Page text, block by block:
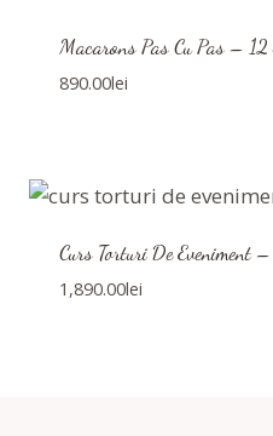
Macarons Pas Cu Pas – 12
890.00lei
Curs Torturi De Eveniment
1,890.00lei